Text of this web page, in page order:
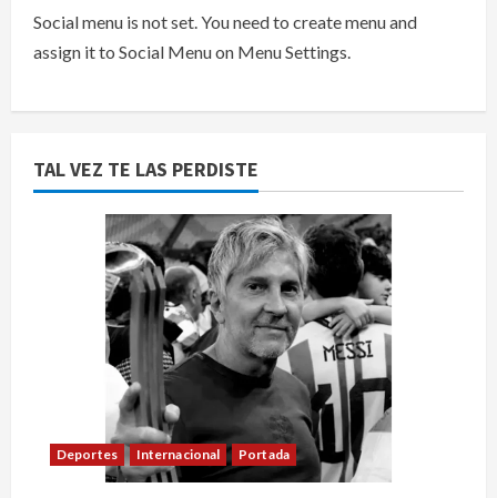
Social menu is not set. You need to create menu and
assign it to Social Menu on Menu Settings.
TAL VEZ TE LAS PERDISTE
Deportes Internacional Portada